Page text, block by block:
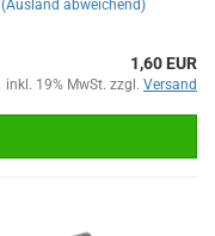
(Ausland abweichend)
1,60 EUR
inkl. 19% MwSt. zzgl. Versand